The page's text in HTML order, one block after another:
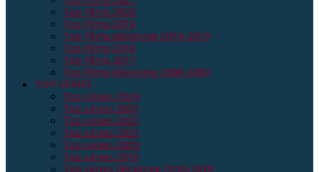
Top Films 2020
Top Films 2019
Top Films décennie 2010-2019
Top Films 2018
Top Films 2017
Top Films décennie 2000-2009
TOP SERIES
Top séries 2024
Top séries 2023
Top séries 2022
Top séries 2021
Top séries 2020
Top séries 2019
Top séries décennie 2010-2019